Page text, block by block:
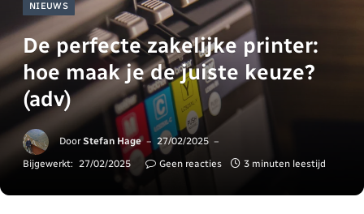
NIEUWS
De perfecte zakelijke printer:
hoe maak je de juiste keuze?
(adv)
Door Stefan Hage
27/02/2025
Bijgewerkt: 27/02/2025 Geen reacties 3 minuten leestijd